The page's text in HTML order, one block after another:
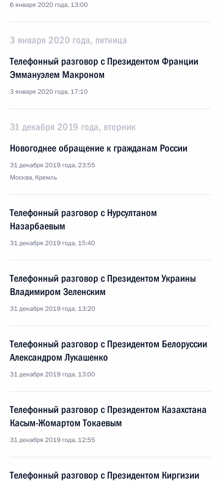
6 января 2020 года, 13:00
3 января 2020 года, пятница
Телефонный разговор с Президентом Франции
Эммануэлем Макроном
3 января 2020 года, 17:10
31 декабря 2019 года, вторник
Новогоднее обращение к гражданам России
31 декабря 2019 года, 23:55
Москва, Кремль
Телефонный разговор с Нурсултаном
Назарбаевым
31 декабря 2019 года, 15:40
Телефонный разговор с Президентом Украины
Владимиром Зеленским
31 декабря 2019 года, 13:20
Телефонный разговор с Президентом Белоруссии
Александром Лукашенко
31 декабря 2019 года, 13:00
Телефонный разговор с Президентом Казахстана
Касым-Жомартом Токаевым
31 декабря 2019 года, 12:55
Телефонный разговор с Президентом Киргизии